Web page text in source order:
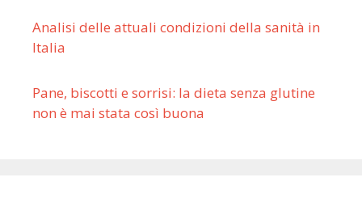
Analisi delle attuali condizioni della sanità in
Italia
Pane, biscotti e sorrisi: la dieta senza glutine
non è mai stata così buona